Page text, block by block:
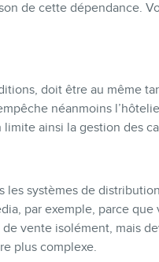
de cette dépendance.
doit être au même
néanmoins
limite ainsi la gestion des
systèmes de
par exemple, parce
vente isolément, mais
plus complexe.